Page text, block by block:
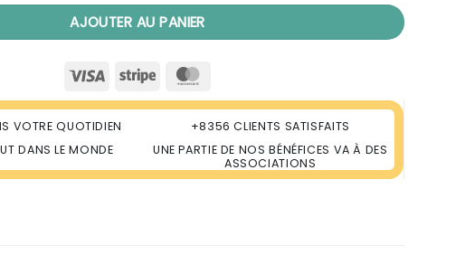
AJOUTER AU PANIER
Visa Stripe
VOTRE QUOTIDIEN
+8356 CLIENTS SATISFAITS
DANS LE MONDE
UNE PARTIE DE NOS BÉNÉFICES VA À DES
ASSOCIATIONS